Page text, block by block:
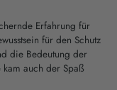
Erfahrung für
für den Schutz
die Bedeutung der
auch der Spaß